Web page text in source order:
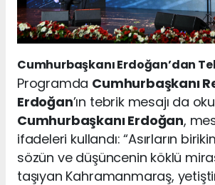
Cumhurbaşkanı Erdoğan’dan
Programda Cumhurbaşkanı
Erdoğan’ın tebrik mesajı da
Cumhurbaşkanı Erdoğan,
ifadeleri kullandı: “Asırların
sözün ve düşüncenin köklü
taşıyan Kahramanmaraş,